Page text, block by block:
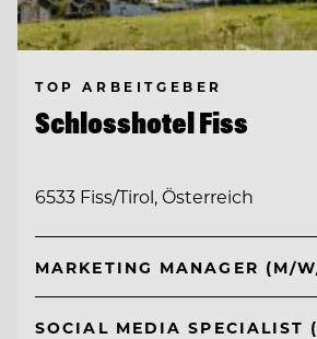
TOP ARBEITGEBER
Schlosshotel Fiss
6533 Fiss/Tirol, Österreich
MARKETING MANAGER (M/
SOCIAL MEDIA SPECIALIST